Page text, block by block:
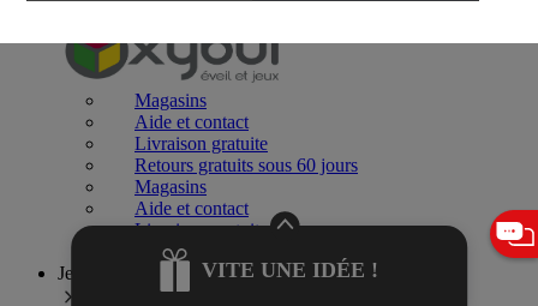
Magasins
Aide et contact
Livraison gratuite
Retours gratuits sous 60 jours
Magasins
Aide et contact
Livraison gratuite
Retours gratuits sous 60 jours
Jeux 2-4 ans
VITE UNE IDÉE !